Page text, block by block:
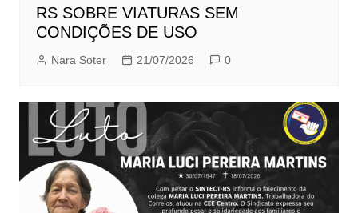
RS SOBRE VIATURAS SEM
CONDIÇÕES DE USO
Nara Soter 21/07/2026 0